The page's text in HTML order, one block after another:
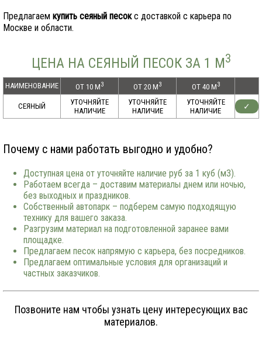
Предлагаем купить сеяный песокс доставкой с карьера по
Москве и области.
ЦЕНА НА СЕЯНЫЙ ПЕСОК ЗА 1 М3
НАИМЕНОВАНИЕ ОТ 10 М3 ОТ 20 М3 ОТ 40 М3
СЕЯНЫЙ
УТОЧНЯЙТЕ
НАЛИЧИЕ
УТОЧНЯЙТЕ
НАЛИЧИЕ
УТОЧНЯЙТЕ
НАЛИЧИЕ
✓
Почему с нами работать выгодно и удобно?
Доступная цена от уточняйте наличие руб за 1 куб (м3).
Работаем всегда – доставим материалы днем или ночью,
без выходных и праздников.
Собственный автопарк – подберем самую подходящую
технику для вашего заказа.
Разгрузим материал на подготовленной заранее вами
площадке.
Предлагаем песок напрямую с карьера, без посредников.
Предлагаем оптимальные условия для организаций и
частных заказчиков.
Позвоните нам чтобы узнать цену интересующих вас
материалов.